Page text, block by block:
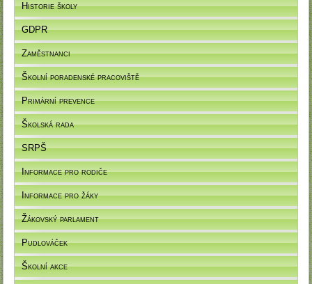
Historie školy
GDPR
Zaměstnanci
Školní poradenské pracoviště
Primární prevence
Školská rada
SRPŠ
Informace pro rodiče
Informace pro žáky
Žákovský parlament
Pudlováček
Školní akce